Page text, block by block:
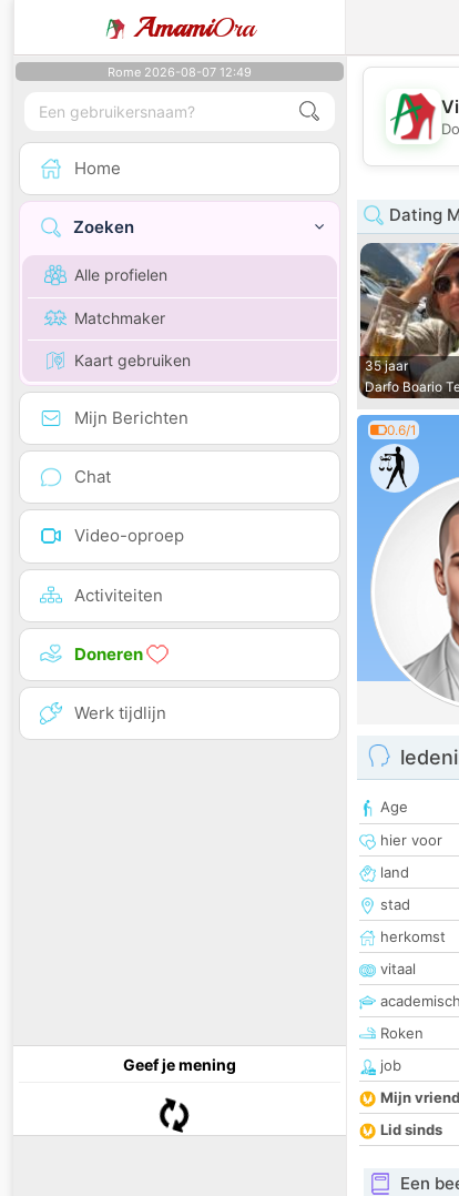
AmamiOra
Rome 2026-08-07 12:49
Home
Zoeken
Alle profielen
Matchmaker
Kaart gebruiken
Mijn Berichten
Chat
Video-oproep
Activiteiten
Doneren
Werk tijdlijn
Geef je mening
Dating
35 jaar
Darfo Boario
0.6/1
Age
hier voor
land
stad
herkomst
vitaal
Roken
job
Mijn
Lid sinds
Een